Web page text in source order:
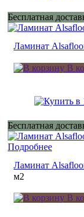
Бесплатная
Ламинат
В
Бесплатная
Подробнее
Ламинат
м2
В